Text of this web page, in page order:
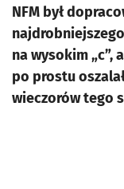
NFM był
na wysokim „c”,
po prostu
wieczorów tego